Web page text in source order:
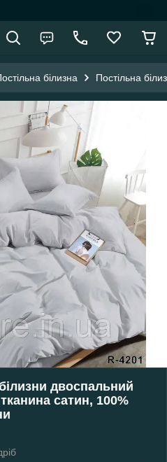
білизна Постільна
двоспальний
сатин, 100%